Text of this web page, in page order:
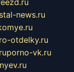
news.ru
otdelky.ru
porno-vk.ru